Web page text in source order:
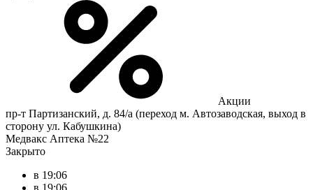
Акции
пр-т Партизанский, д. 84/а (переход м. Автозаводская, выход в
сторону ул. Кабушкина)
Медвакс Аптека №22
Закрыто
в 19:06
в 19:06